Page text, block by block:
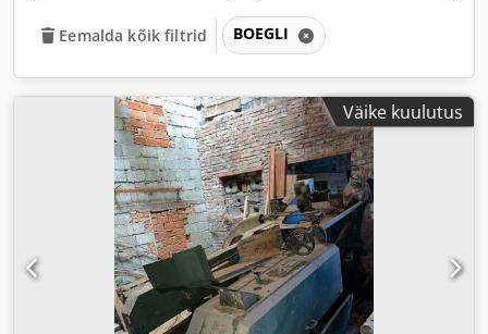
Eemalda kõik filtrid BOEGLI
Väike kuulutus